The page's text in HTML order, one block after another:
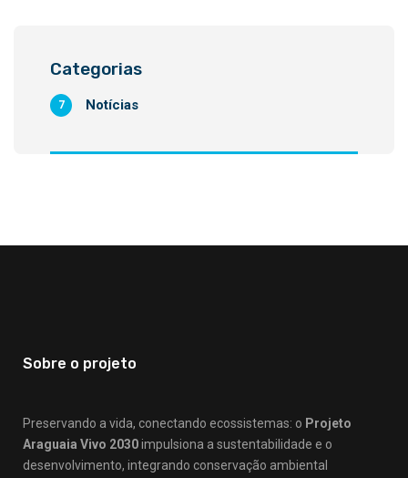
Categorias
Notícias
7
Sobre o projeto
Preservando a vida, conectando ecossistemas: o Projeto
Araguaia Vivo 2030impulsiona a sustentabilidade e o
desenvolvimento, integrando conservação ambiental